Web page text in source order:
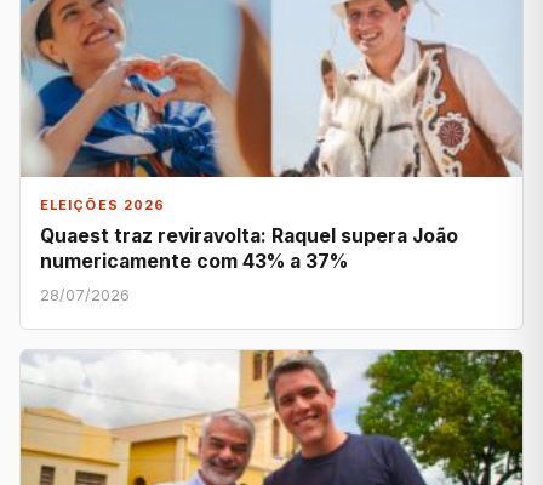
ELEIÇÕES 2026
Quaest traz reviravolta: Raquel supera João
numericamente com 43% a 37%
28/07/2026